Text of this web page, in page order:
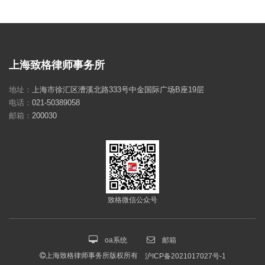
上海致格律师事务所
地址：
上海市徐汇区漕溪北路333号中金国际广场B座19层
电话： 021-50389058
邮箱： 200030
致格微信公众号
oa系统
邮箱
上海致格律师事务所版权所有 沪ICP备2021017027号-1